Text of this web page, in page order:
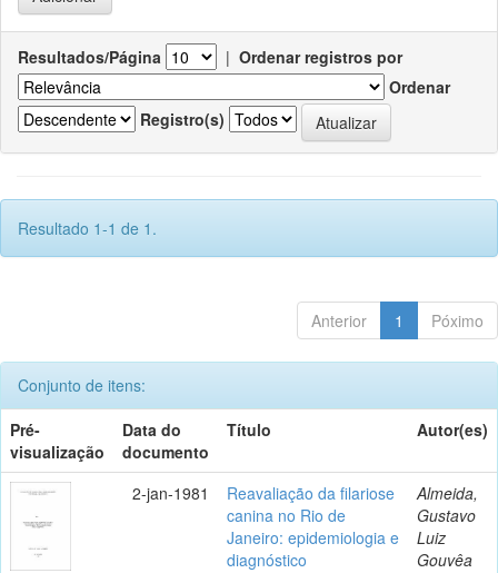
Resultados/Página | Ordenar registros por
Ordenar
Registro(s)
Resultado 1-1 de 1.
Anterior 1 Póximo
Conjunto de itens:
Pré-
visualização
Data do
documento
Título Autor(es)
2-jan-1981
Reavaliação da filariose
canina no Rio de
Janeiro: epidemiologia e
diagnóstico
Almeida,
Gustavo
Luiz
Gouvêa